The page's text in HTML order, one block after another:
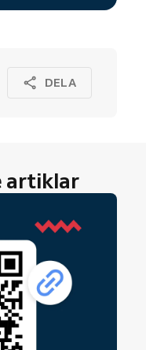
DELA
artiklar